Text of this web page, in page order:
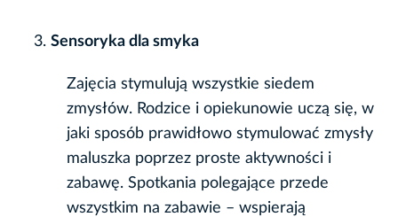
Sensoryka dla smyka
Zajęcia stymulują wszystkie siedem
zmysłów. Rodzice i opiekunowie uczą się, w
jaki sposób prawidłowo stymulować zmysły
maluszka poprzez proste aktywności i
zabawę. Spotkania polegające przede
wszystkim na zabawie – wspierają